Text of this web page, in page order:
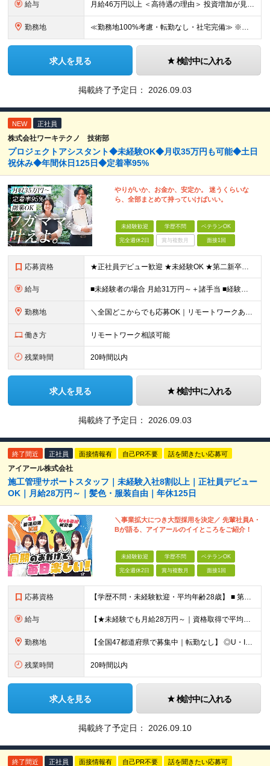
給与 月給46万円以上 ＜高待遇の理由＞ 投資増加が見込まれる領域へ大きな強みを持つ当社には、大手建設会社の元請けの大型工事が多数寄せられます。そのため、施工管理として働く皆さんを、高待遇でお迎えすること
勤務地 ≪勤務地100%考慮・転勤なし・社宅完備≫ ※配属は全国のプロジェクト先 ※あなたの希望を考慮し、勤務地を決定します。 ※U・Iターン歓迎 ※出張面接も可能です！お住まいの近くに伺います。(応相談
求人を見る 検討中に入れる
掲載終了予定日： 2026.09.03
NEW 正社員
株式会社ワーキテクノ 技術部
プロジェクトアシスタント◆未経験OK◆月収35万円も可能◆土日
祝休み◆年間休日125日◆定着率95%
やりがいか、お金か、安定か。 迷うくらいな
ら、全部まとめて持っていけばいい。
未経験歓迎 学歴不問 ベテランOK
完全週休2日 賞与複数月 面接1回
応募資格 ★正社員デビュー歓迎 ★未経験OK ★第二新卒歓迎 ★学歴不問 ＜こんな方にピッタリ！＞ □ 収入も、お休みも、絶対に妥協したくない！ □ ゆとりのある生活を楽しみながら、将来ずっと役立つスキル
給与 ■未経験者の場合 月給31万円～＋諸手当 ■経験者の場合 月給35万円～90万円＋諸手当 ★前職から年収120万円UPの実績あり ★初年度年収500万円～も可能！ ※首都圏以外の未経験の方は【月
勤務地 ＼全国どこからでも応募OK｜リモートワークあり／ ◇会社都合の転居を伴う転勤はなし ◇直行直帰OK！ ご自宅から通いやすいエリアや希望するエリアの プロジェクトをご担当いただきます！ 「自宅から通え
働き方 リモートワーク相談可能
残業時間 20時間以内
求人を見る 検討中に入れる
掲載終了予定日： 2026.09.03
終了間近 正社員 面接情報有 自己PR不要 話を聞きたい応募可
アイアール株式会社
施工管理サポートスタッフ｜未経験入社8割以上｜正社員デビュー
OK｜月給28万円～｜髪色・服装自由｜年休125日
＼事業拡大につき大型採用を決定／ 先輩社員A・
Bが語る、アイアールのイイところをご紹介！
未経験歓迎 学歴不問 ベテランOK
完全週休2日 賞与複数月 面接1回
応募資格 【学歴不問・未経験歓迎・平均年齢28歳】 ■ 第二新卒歓迎 ■ フリーター・社会人未経験OK ＼「アイアールで人生ワンチャンつかんでほしい！」／ …こんな社長の想いから 経験よりも人柄を重視した採用
給与 【★未経験でも月給28万円～｜資格取得で平均年収636万円★】 ■ 月給28万円～80万円+賞与年2回＋各種手当 ※月給には、固定残業代（20時間分：3万8000円～／月）を含む ※20時間を超過
勤務地 【全国47都道府県で募集中｜転勤なし】 ◎U・Iターン歓迎！家具家電付き＆家賃ナシの社員寮を完備 ◎東京支店は2025年7月に移転したばかりの綺麗なオフィス 東京・横浜・大阪・名古屋・福岡など 全国
残業時間 20時間以内
求人を見る 検討中に入れる
掲載終了予定日： 2026.09.10
終了間近 正社員 面接情報有 自己PR不要 話を聞きたい応募可